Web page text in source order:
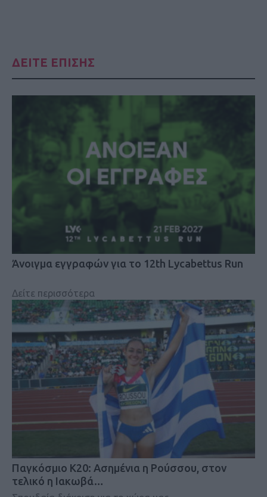
ΔΕΙΤΕ ΕΠΙΣΗΣ
Άνοιγμα εγγραφών για το 12th Lycabettus Run
Δείτε περισσότερα
Παγκόσμιο Κ20: Ασημένια η Ρούσσου, στον
τελικό η Ιακωβά…